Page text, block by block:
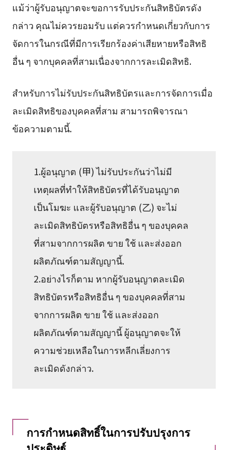
แม้ว่าผู้รับอนุญาตจะขอการรับประกันสิทธิบัตรดัง
กล่าว คุณไม่ควรยอมรับ แต่ควรกำหนดเกี่ยวกับการ
จัดการในกรณีที่มีการเรียกร้องค่าเสียหายหรือสิทธิ
อื่น ๆ จากบุคคลที่สามเนื่องจากการละเมิดสิทธิ.
สำหรับการไม่รับประกันสิทธิบัตรและการจัดการเมื่อ
ละเมิดสิทธิของบุคคลที่สาม สามารถพิจารณา
ข้อความตามนี้.
1.ผู้อนุญาต (甲) ไม่รับประกันว่าไม่มี
เหตุผลที่ทำให้สิทธิบัตรที่ได้รับอนุญาต
เป็นโมฆะ และผู้รับอนุญาต (乙) จะไม่
ละเมิดสิทธิบัตรหรือสิทธิอื่น ๆ ของบุคคล
ที่สามจากการผลิต ขาย ใช้ และส่งออก
ผลิตภัณฑ์ตามสัญญานี้.
2.อย่างไรก็ตาม หากผู้รับอนุญาตละเมิด
สิทธิบัตรหรือสิทธิอื่น ๆ ของบุคคลที่สาม
จากการผลิต ขาย ใช้ และส่งออก
ผลิตภัณฑ์ตามสัญญานี้ ผู้อนุญาตจะให้
ความช่วยเหลือในการหลีกเลี่ยงการ
ละเมิดดังกล่าว.
การกำหนดสิทธิ์ในการปรับปรุงการ